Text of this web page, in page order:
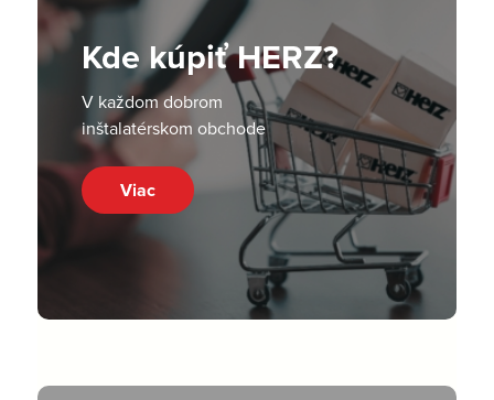
Kde kúpiť HERZ?
V každom dobrom
inštalatérskom obchode
Viac